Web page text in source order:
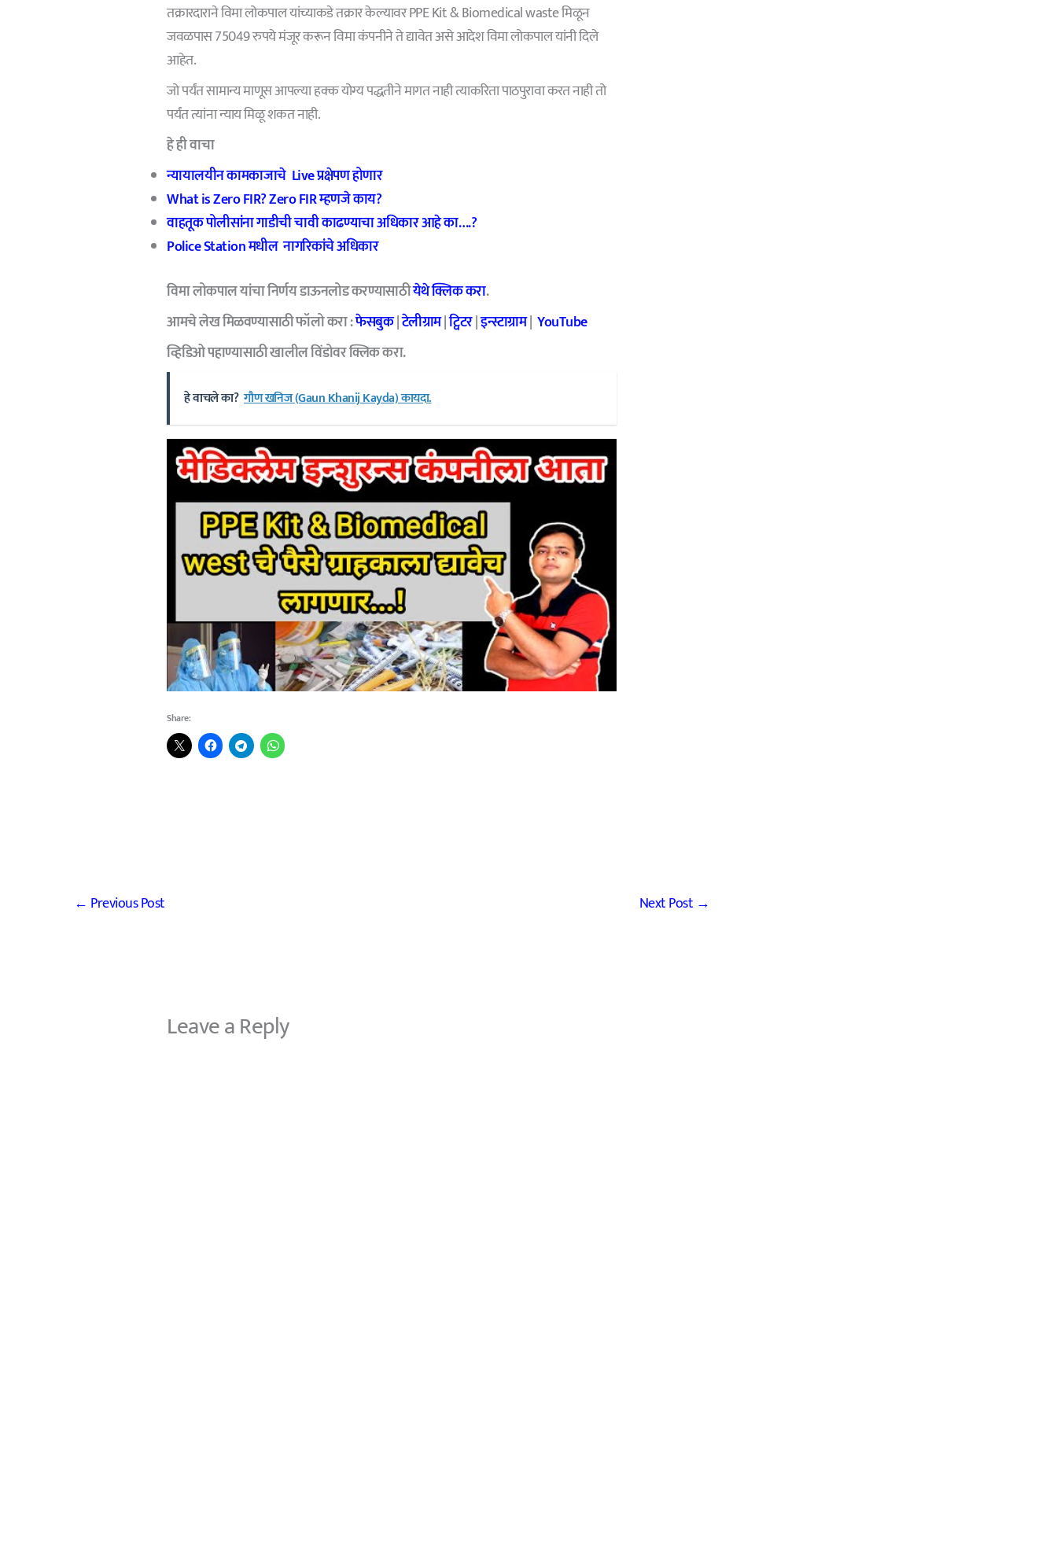
तक्रारदाराने विमा लोकपाल यांच्याकडे तक्रार केल्यावर PPE Kit & Biomedical waste मिळून
जवळपास 75049 रुपये मंजूर करून विमा कंपनीने ते द्यावेत असे आदेश विमा लोकपाल यांनी दिले
आहेत.
जो पर्यंत सामान्य माणूस आपल्या हक्क योग्य पद्धतीने मागत नाही त्याकरिता पाठपुरावा करत नाही तो
पर्यंत त्यांना न्याय मिळू शकत नाही.
हे ही वाचा
न्यायालयीन कामकाजाचे Live प्रक्षेपण होणार
What is Zero FIR? Zero FIR म्हणजे काय?
वाहतूक पोलीसांना गाडीची चावी काढण्याचा अधिकार आहे का….?
Police Station मधील नागरिकांचे अधिकार
विमा लोकपाल यांचा निर्णय डाऊनलोड करण्यासाठीयेथे क्लिक करा.
आमचेलेख मिळवण्यासाठी फॉलो करा :फेसबुक|टेलीग्राम|ट्विटर|इन्स्टाग्राम|YouTube
व्हिडिओ पहाण्यासाठी खालील विंडोवर क्लिक करा.
हे वाचले का? गौण खनिज (Gaun Khanij Kayda) कायदा.
Share:
← Previous Post Next Post →
Leave a Reply